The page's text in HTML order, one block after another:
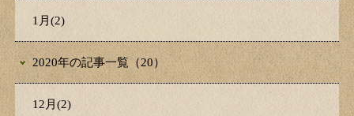
1月(2)
2020年の記事一覧（20）
12月(2)